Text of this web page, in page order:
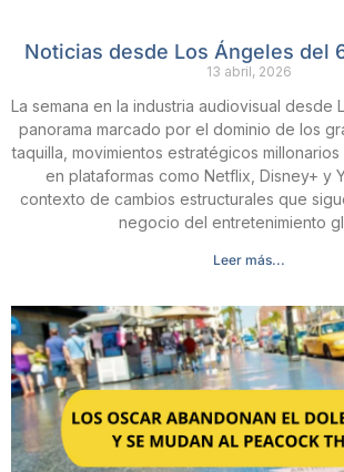
Noticias desde Los Ángeles del
13 abril, 2026
La semana en la industria audiovisual desde
panorama marcado por el dominio de los
taquilla, movimientos estratégicos
en plataformas como Netflix, Disney+ y
contexto de cambios estructurales que
negocio del entretenimiento
Leer más...